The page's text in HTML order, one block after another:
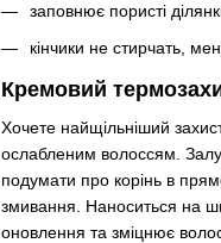
заповнює пористі
кінчики не стирчать,
Кремовий
Хочете найщільніший
ослабленим волоссям.
подумати про корінь в
змивання. Наноситься на
оновлення та зміцнює